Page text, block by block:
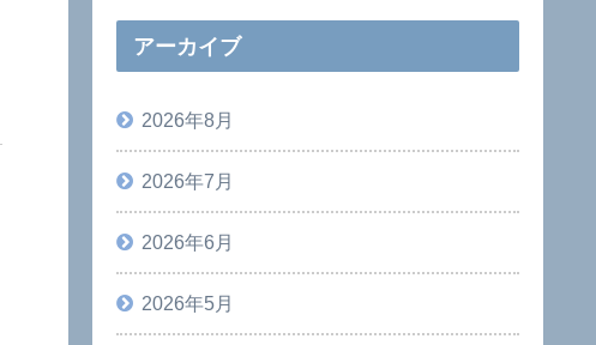
アーカイブ
2026年8月
2026年7月
2026年6月
2026年5月